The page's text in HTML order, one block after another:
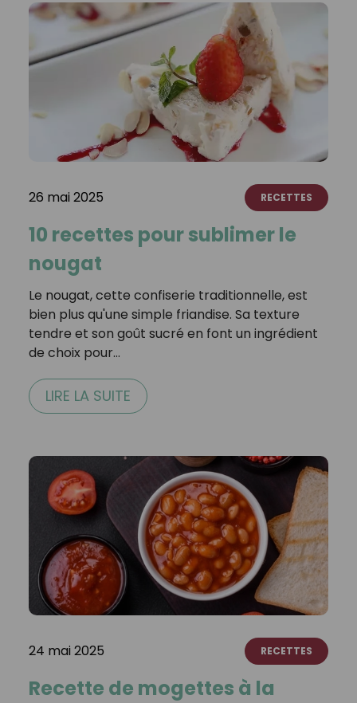
26 mai 2025 RECETTES
10 recettes pour sublimer le
nougat
Le nougat, cette confiserie traditionnelle, est
bien plus qu'une simple friandise. Sa texture
tendre et son goût sucré en font un ingrédient
de choix pour…
LIRE LA SUITE
24 mai 2025 RECETTES
Recette de mogettes à la